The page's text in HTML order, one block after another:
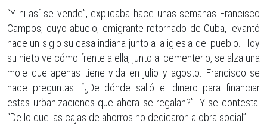
“Y ni así se vende”, explicaba hace unas semanas Francisco
Campos, cuyo abuelo, emigrante retornado de Cuba, levantó
hace un siglo su casa indiana junto a la iglesia del pueblo. Hoy
su nieto ve cómo frente a ella, junto al cementerio, se alza una
mole que apenas tiene vida en julio y agosto. Francisco se
hace preguntas: “¿De dónde salió el dinero para financiar
estas urbanizaciones que ahora se regalan?”. Y se contesta:
“De lo que las cajas de ahorros no dedicaron a obra social”.